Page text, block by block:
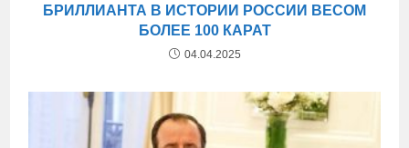
БРИЛЛИАНТА В ИСТОРИИ РОССИИ ВЕСОМ
БОЛЕЕ 100 КАРАТ
04.04.2025